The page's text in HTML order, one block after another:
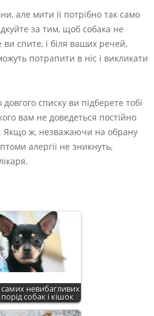
але мити її потрібно так само
за тим, щоб собака не
ви спите, і біля ваших речей,
потрапити в ніс і викликати
списку ви підберете тобі
вам не доведеться постійно
Якщо ж, незважаючи на обрану
алергії не зникнуть,
самих невибагливих
порід собак і кішок